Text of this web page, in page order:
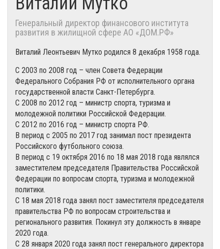
Генеральный директор финансового института
развития в жилищной сфере АО «ДОМ.РФ»
Виталий Леонтьевич Мутко родился 8 декабря 1958 года.
С 2003 по 2008 год – член Совета Федерации
Федерального Собрания РФ от исполнительного органа
государственной власти Санкт-Петербурга.
С 2008 по 2012 год – министр спорта, туризма и
молодежной политики Российской Федерации.
С 2012 по 2016 год – министр спорта РФ.
В период с 2005 по 2017 год занимал пост президента
Российского футбольного союза.
В период с 19 октября 2016 по 18 мая 2018 года являлся
заместителем председателя Правительства Российской
Федерации по вопросам спорта, туризма и молодежной
политики.
С 18 мая 2018 года занял пост заместителя председателя
правительства РФ по вопросам строительства и
регионального развития. Покинул эту должность в январе
2020 года.
С 28 января 2020 года занял пост генерального директора